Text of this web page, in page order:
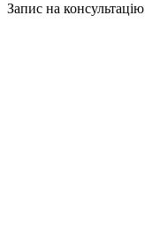
Запис на консультацію